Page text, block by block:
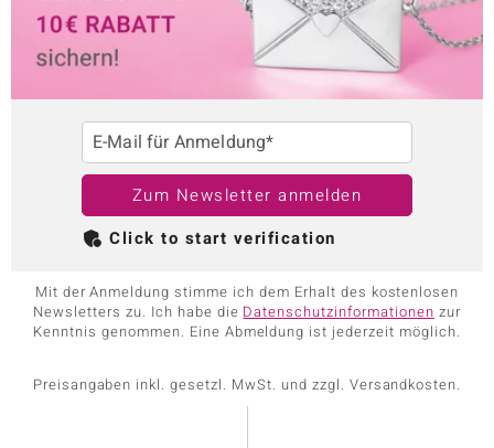
E-Mail für Anmeldung*
Zum Newsletter anmelden
Click to start verification
Mit der Anmeldung stimme ich dem Erhalt des kostenlosen
Newsletters zu. Ich habe die Datenschutzinformationen zur
Kenntnis genommen. Eine Abmeldung ist jederzeit möglich.
Preisangaben inkl. gesetzl. MwSt. und zzgl. Versandkosten.